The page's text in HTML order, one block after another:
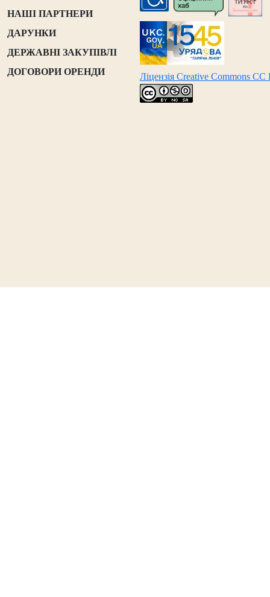
НАШІ ПАРТНЕРИ
ДАРУНКИ
ДЕРЖАВНІ ЗАКУПІВЛІ
ДОГОВОРИ ОРЕНДИ
Ліцензія Creative Commons